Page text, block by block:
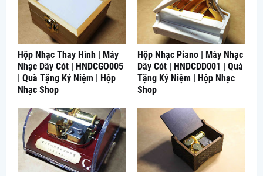
Hộp Nhạc Thay Hình | Máy
Nhạc Dây Cót | HNDCGO005
| Quà Tặng Kỷ Niệm | Hộp
Nhạc Shop
Hộp Nhạc Piano | Máy Nhạc
Dây Cót | HNDCDD001 | Quà
Tặng Kỷ Niệm | Hộp Nhạc
Shop